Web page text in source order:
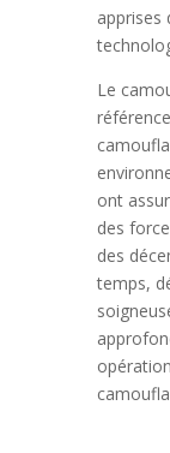
apprises
Le
ont
des
des
temps,